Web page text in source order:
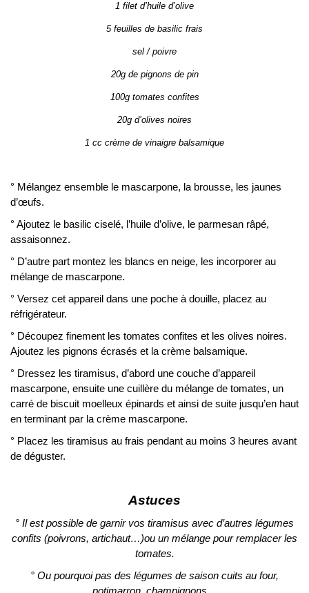
1 filet d’huile d’olive
5 feuilles de basilic frais
sel / poivre
20g de pignons de pin
100g tomates confites
20g d’olives noires
1 cc crème de vinaigre balsamique
° Mélangez ensemble le mascarpone, la brousse, les jaunes
d’œufs.
° Ajoutez le basilic ciselé, l’huile d’olive, le parmesan râpé,
assaisonnez.
° D’autre part montez les blancs en neige, les incorporer au
mélange de mascarpone.
° Versez cet appareil dans une poche à douille, placez au
réfrigérateur.
° Découpez finement les tomates confites et les olives noires.
Ajoutez les pignons écrasés et la crème balsamique.
° Dressez les tiramisus, d’abord une couche d’appareil
mascarpone, ensuite une cuillère du mélange de tomates, un
carré de biscuit moelleux épinards et ainsi de suite jusqu’en haut
en terminant par la crème mascarpone.
° Placez les tiramisus au frais pendant au moins 3 heures avant
de déguster.
Astuces
° Il est possible de garnir vos tiramisus avec d’autres légumes
confits (poivrons, artichaut…)ou un mélange pour remplacer les
tomates.
° Ou pourquoi pas des légumes de saison cuits au four,
potimarron, champignons…